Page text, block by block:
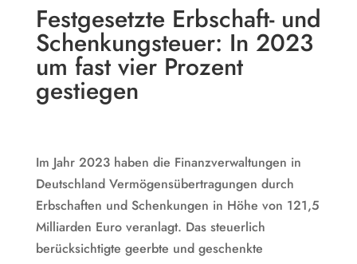
Festgesetzte Erbschaft- und
Schenkungsteuer: In 2023
um fast vier Prozent
gestiegen
Im Jahr 2023 haben die Finanzverwaltungen in
Deutschland Vermögensübertragungen durch
Erbschaften und Schenkungen in Höhe von 121,5
Milliarden Euro veranlagt. Das steuerlich
berücksichtigte geerbte und geschenkte